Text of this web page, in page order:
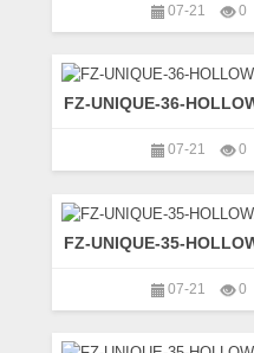
07-21 0
FZ-UNIQUE-36-
07-21 0
FZ-UNIQUE-35-
07-21 0